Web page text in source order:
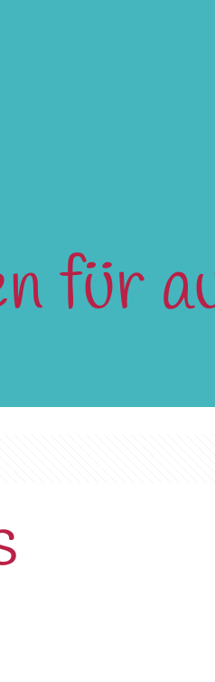
für